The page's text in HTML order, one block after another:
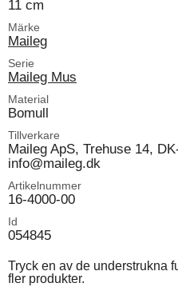
11 cm
Märke
Maileg
Serie
Maileg Mus
Material
Bomull
Tillverkare
Maileg ApS, Trehuse 14,
info@maileg.dk
Artikelnummer
16-4000-00
Id
054845
Tryck en av de understrukna
fler produkter.